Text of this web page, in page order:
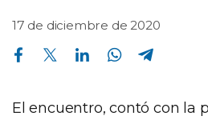
17 de diciembre de 2020
Compartir en Facebook Compartir en Twitter Compartir en Linkedin Compartir en Whatsapp
El encuentro, contó con la